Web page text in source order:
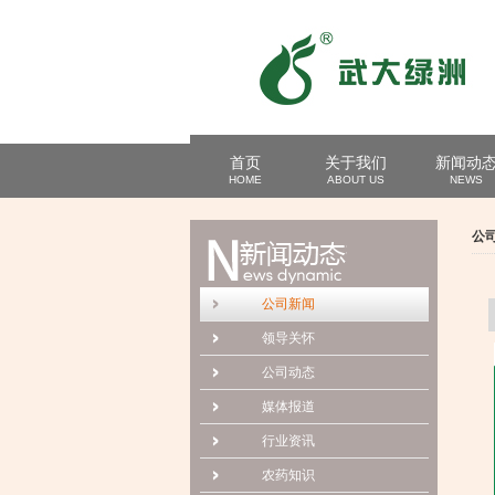
首页
HOME
关于我们
ABOUT US
新闻动
NEWS
公司新闻
领导关怀
公司动态
媒体报道
行业资讯
农药知识
公